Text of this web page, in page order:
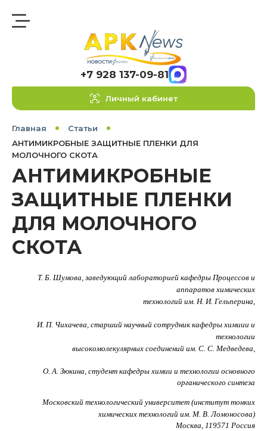
+7 928 137-09-81
Личный кабинет
Главная
Статьи
АНТИМИКРОБНЫЕ ЗАЩИТНЫЕ ПЛЕНКИ ДЛЯ
МОЛОЧНОГО СКОТА
АНТИМИКРОБНЫЕ
ЗАЩИТНЫЕ ПЛЕНКИ
ДЛЯ МОЛОЧНОГО
СКОТА
Т. Б. Шумова, заведующий лабораторией кафедры Процессов и
аппаратов химических
технологий им. Н. И. Гельперина,
И. П. Чихачева, старший научный сотрудник кафедры химиии и
технологии
высокомолекулярных соединений им. С. С. Медведева,
О. А. Зюкина, студент кафедры химии и технологии основного
органического синтеза
Московский технологический университет (институт тонких
химических технологий им. М. В. Ломоносова)
Москва, 119571 Россия